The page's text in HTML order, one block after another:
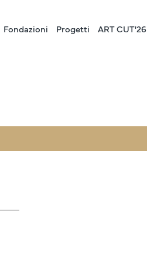
Fondazioni Progetti ART CUT'26